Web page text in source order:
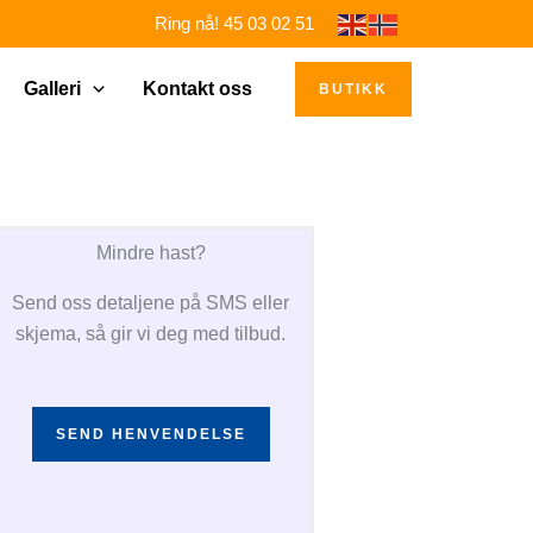
Ring nå! 45 03 02 51
Galleri Kontakt oss BUTIKK
Mindre hast?
Send oss detaljene på SMS eller
skjema, så gir vi deg med tilbud.
SEND HENVENDELSE